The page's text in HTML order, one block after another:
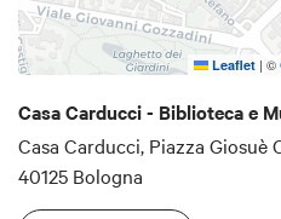
Leaflet | ©
Casa Carducci - Biblioteca e
Casa Carducci, Piazza Giosuè
40125 Bologna